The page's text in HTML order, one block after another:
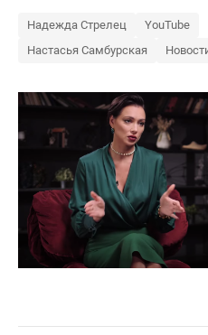
Надежда Стрелец
YouTube
Настасья Самбурская